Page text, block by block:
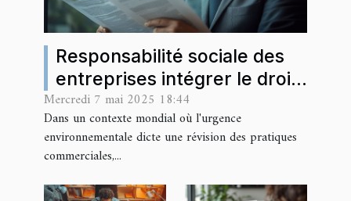
Responsabilité sociale des
entreprises intégrer le droit
environnemental dans votre
stratégie d'affaires
Mercredi 7 mai 2025 18:44
Dans un contexte mondial où l'urgence
environnementale dicte une révision des pratiques
commerciales,...